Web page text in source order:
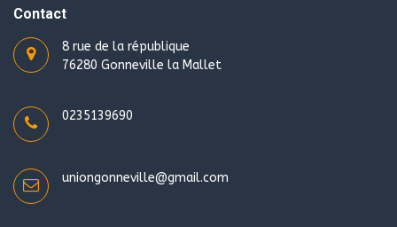
Contact
8 rue de la république
76280 Gonneville la Mallet
0235139690
uniongonneville@gmail.com